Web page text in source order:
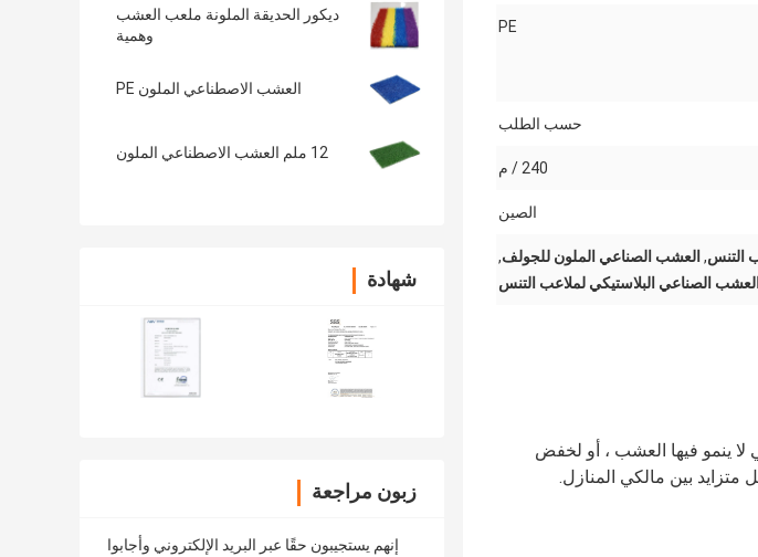
ديكور الحديقة الملونة ملعب العشب
وهمية
العشب الاصطناعي الملون PE
12 ملم العشب الاصطناعي الملون
شهادة
زبون مراجعة
إنهم يستجيبون حقًا عبر البريد الإلكتروني وأجابوا
PE
حسب الطلب
240 / م
الصين
التنس, العشب الصناعي الملون للجولف,
العشب الصناعي البلاستيكي لملاعب التنس
بين مالكي المنازل.